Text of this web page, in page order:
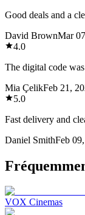
Good deals and a
David BrownMar
4.0
The digital code
Mia ÇelikFeb 21,
5.0
Fast delivery and
Daniel SmithFeb
VOX Cinemas